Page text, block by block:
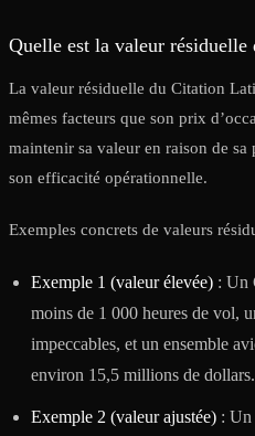
Quelle est la valeur
La valeur résiduelle du Citation
mêmes facteurs que son prix
maintenir sa valeur en raison de
son efficacité opérationnelle.
Exemples concrets de valeurs
Exemple 1 (valeur élevée) : Un
moins de 1 000 heures de vol,
impeccables, et un ensemble
environ 15,5 millions de dollars.
Exemple 2 (valeur ajustée) : Un